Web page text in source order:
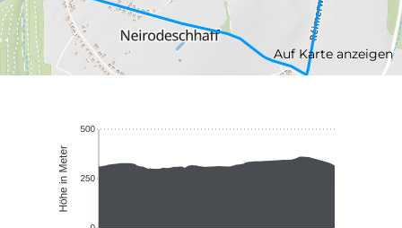
Auf Karte anzeigen